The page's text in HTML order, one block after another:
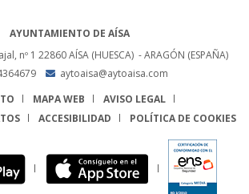
AYUNTAMIENTO DE AÍSA
nº 1 22860 AÍSA (HUESCA) - ARAGÓN (ESPAÑA)
aytoaisa@aytoaisa.com
MAPA WEB
AVISO LEGAL
ACCESIBILIDAD POLÍTICA DE COOKIES